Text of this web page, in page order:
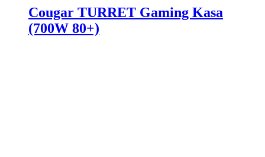
Cougar TURRET Gaming Kasa
(700W 80+)